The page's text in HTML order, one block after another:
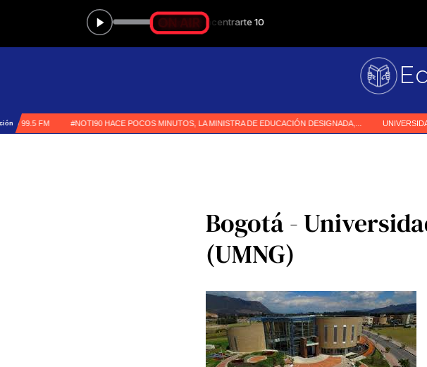
Bogotá -
(UMNG)